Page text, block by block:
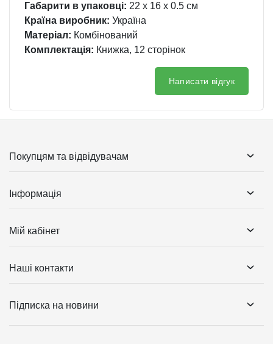
Габарити в упаковці: 22 x 16 x 0.5 см
Країна виробник: Україна
Матеріал: Комбінований
Комплектація: Книжка, 12 сторінок
Написати відгук
Покупцям та відвідувачам
Інформація
Мій кабінет
Наші контакти
Підписка на новини